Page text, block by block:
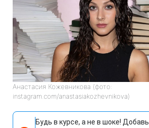
Анастасия Кожевникова (фото:
instagram.com/anastasiakozhevnikova)
Будь в курсе, а не в шоке! Добавь